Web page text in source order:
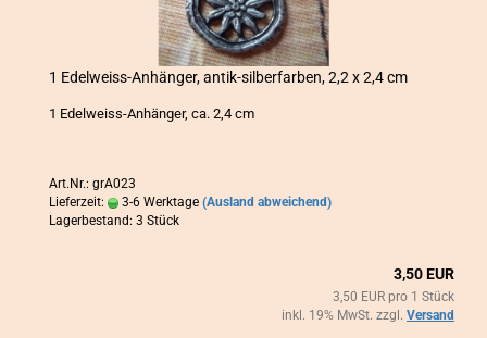
1 Edelweiss-​​An­hän­ger, antik-​​sil­ber­far­ben, 2,2 x 2,4 cm
1 Edelweiss-​Anhänger, ca. 2,4 cm
Art.Nr.: grA023
Lieferzeit:
3-6 Werktage (Ausland abweichend)
Lagerbestand: 3 Stück
3,50 EUR
3,50 EUR pro 1 Stück
inkl. 19% MwSt. zzgl. Versand